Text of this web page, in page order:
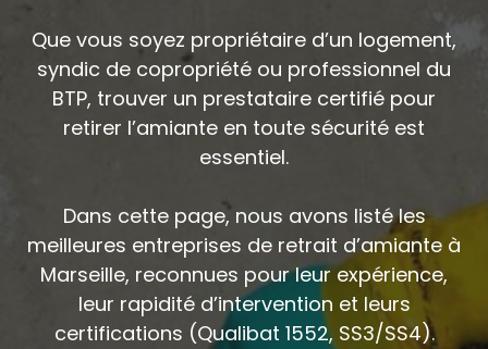
Que vous soyez propriétaire d’un logement,
syndic de copropriété ou professionnel du
BTP, trouver un prestataire certifié pour
retirer l’amiante en toute sécurité est
essentiel.
Dans cette page, nous avons listé les
meilleures entreprises de retrait d’amiante à
Marseille, reconnues pour leur expérience,
leur rapidité d’intervention et leurs
certifications (Qualibat 1552, SS3/SS4).